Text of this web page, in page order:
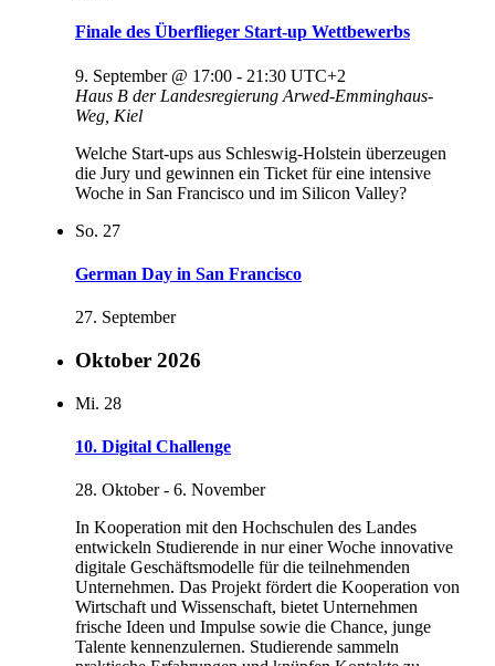
Finale des Überflieger Start-up Wettbewerbs
9. September @ 17:00 - 21:30 UTC+2
Haus B der Landesregierung Arwed-Emminghaus-
Weg, Kiel
Welche Start-ups aus Schleswig-Holstein überzeugen
die Jury und gewinnen ein Ticket für eine intensive
Woche in San Francisco und im Silicon Valley?
So. 27
German Day in San Francisco
27. September
Oktober 2026
Mi. 28
10. Digital Challenge
28. Oktober- 6. November
In Kooperation mit den Hochschulen des Landes
entwickeln Studierende in nur einer Woche innovative
digitale Geschäftsmodelle für die teilnehmenden
Unternehmen. Das Projekt fördert die Kooperation von
Wirtschaft und Wissenschaft, bietet Unternehmen
frische Ideen und Impulse sowie die Chance, junge
Talente kennenzulernen. Studierende sammeln